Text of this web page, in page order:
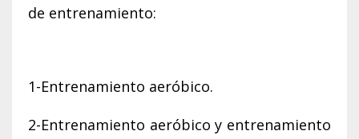
de entrenamiento:
1-Entrenamiento aeróbico.
2-Entrenamiento aeróbico y entrenamiento